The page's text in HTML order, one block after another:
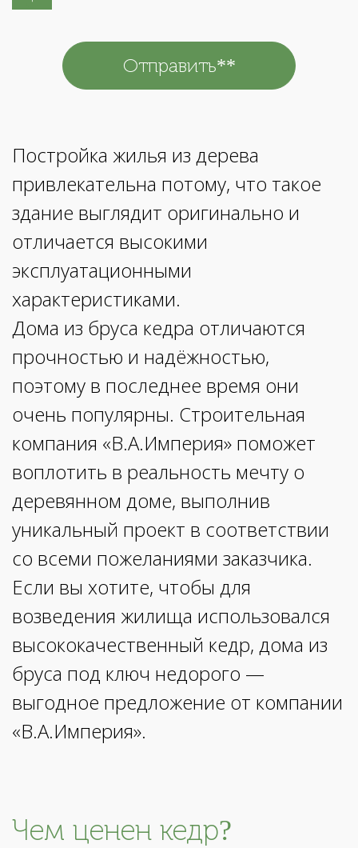
Постройка жилья из дерева
привлекательна потому, что такое
здание выглядит оригинально и
отличается высокими
эксплуатационными
характеристиками.
Дома из бруса кедра отличаются
прочностью и надёжностью,
поэтому в последнее время они
очень популярны. Строительная
компания «В.А.Империя» поможет
воплотить в реальность мечту о
деревянном доме, выполнив
уникальный проект в соответствии
со всеми пожеланиями заказчика.
Если вы хотите, чтобы для
возведения жилища использовался
высококачественный кедр, дома из
бруса под ключ недорого —
выгодное предложение от компании
«В.А.Империя».
Чем ценен кедр?